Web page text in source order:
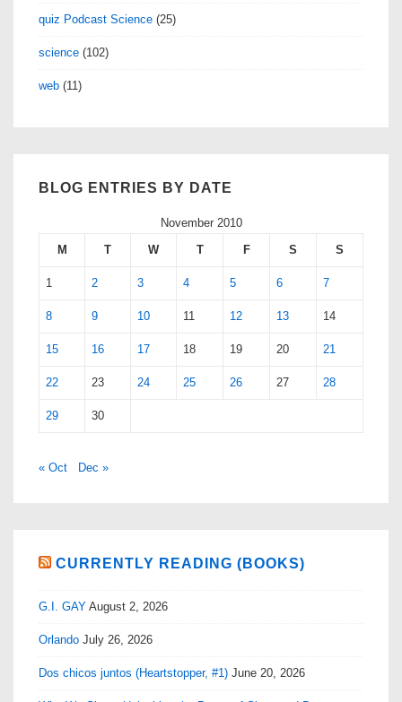
quiz Podcast Science (25)
science (102)
web (11)
BLOG ENTRIES BY DATE
November 2010
M
T W T F S S
1 2 3 4 5 6 7
8 9 10 11 12 13 14
15 16 17 18 19 20 21
22 23 24 25 26 27 28
29 30
« Oct Dec »
CURRENTLY READING (BOOKS)
G.I. GAY August 2, 2026
Orlando July 26, 2026
Dos chicos juntos (Heartstopper, #1) June 20, 2026